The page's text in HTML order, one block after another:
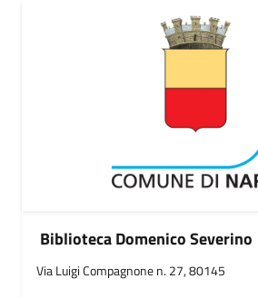
Biblioteca Domenico Severino
Via Luigi Compagnone n. 27, 80145